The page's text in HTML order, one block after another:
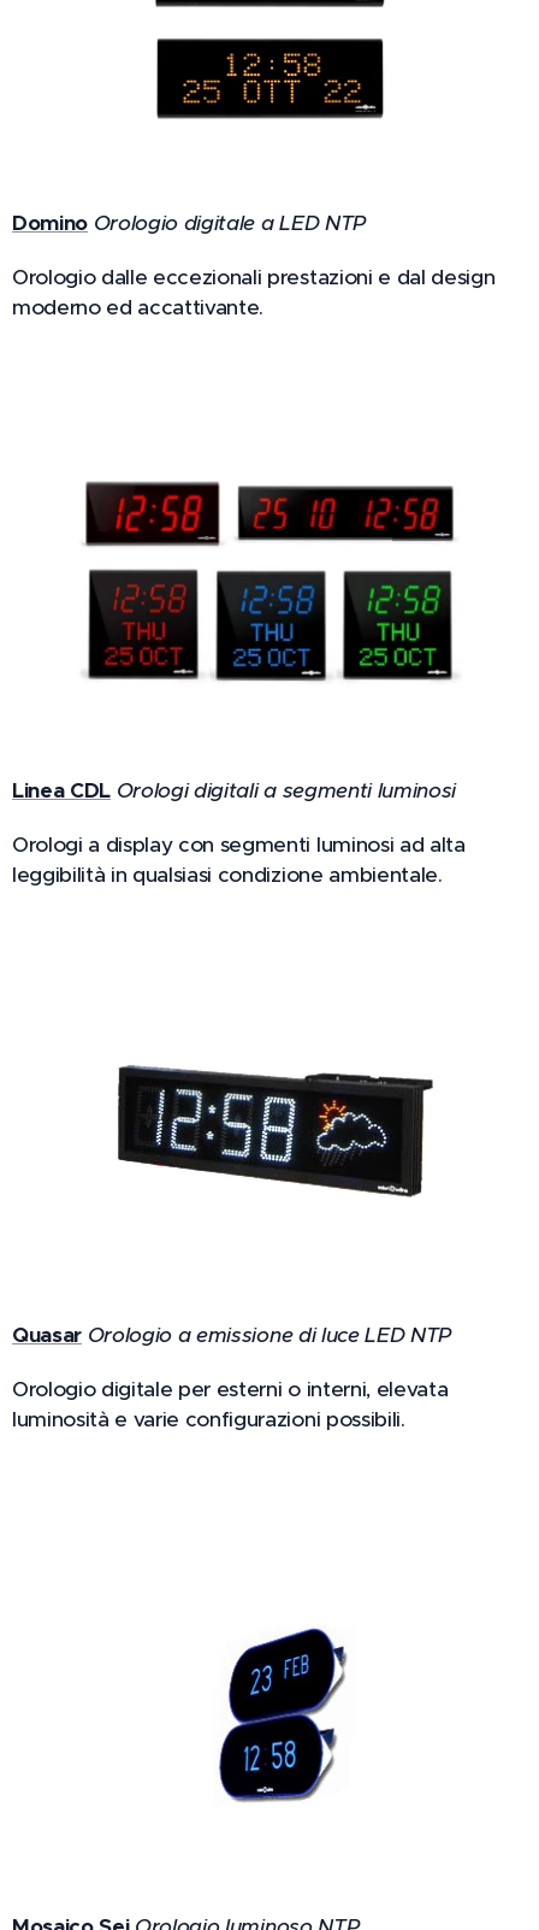
Domino Orologio digitale a LED NTP
Orologio dalle eccezionali prestazioni e dal design
moderno ed accattivante.
Linea CDL Orologi digitali a segmenti luminosi
Orologi a display con segmenti luminosi ad alta
leggibilità in qualsiasi condizione ambientale.
Quasar Orologio a emissione di luce LED NTP
Orologio digitale per esterni o interni, elevata
luminosità e varie configurazioni possibili.